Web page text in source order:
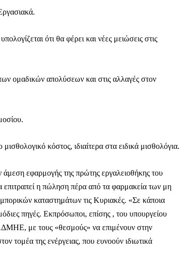
Αγώνας της
ότι θα φέρει και νέες μειώσεις στις
ομαδικών απολύσεων και στις αλλαγές στον
κόστος, ιδιαίτερα στα ειδικά μισθολόγια.
άμεση εφαρμογής της πρώτης εργαλειοθήκης του
η πώληση πέρα από τα φαρμακεία των μη
καταστημάτων τις Κυριακές. «Σε κάποια
πηγές. Εκπρόσωποι, επίσης , του υπουργείου
με τους «θεσμούς» να επιμένουν στην
τομέα της ενέργειας, που ευνοούν ιδιωτικά